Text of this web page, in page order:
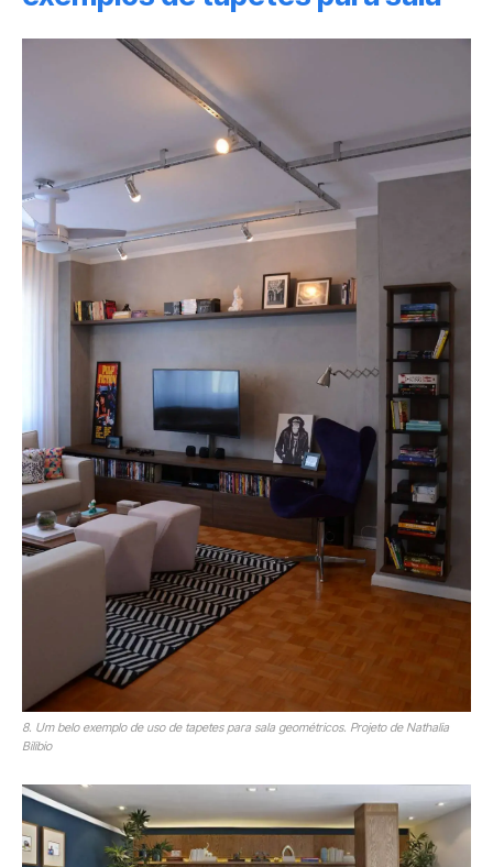
8. Um belo exemplo de uso de tapetes para sala geométricos. Projeto de Nathalia
Bilibio